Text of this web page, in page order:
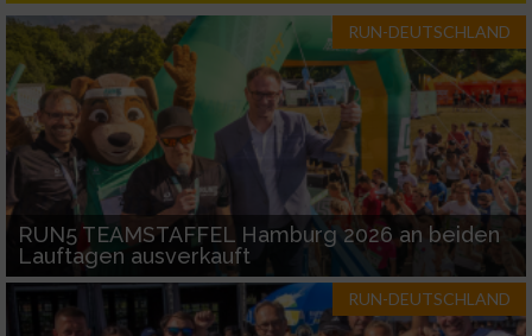
RUN-DEUTSCHLAND
RUN5 TEAMSTAFFEL Hamburg 2026 an beiden
Lauftagen ausverkauft
RUN-DEUTSCHLAND